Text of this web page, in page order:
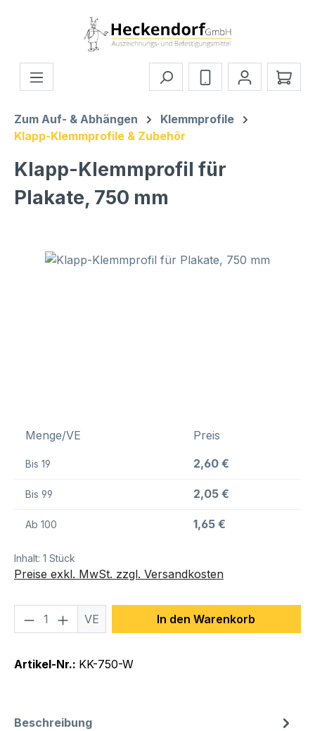
Zum Hauptinhalt springen
Zum Auf- & Abhängen
Klemmprofile
Klapp-Klemmprofile & Zubehör
Klapp-Klemmprofil für
Plakate, 750 mm
Bildergalerie überspringen
Menge/VE Preis
Bis 19 2,60 €
Bis 99 2,05 €
Ab 100 1,65 €
Inhalt: 1 Stück
Preise exkl. MwSt. zzgl. Versandkosten
Produkt Anzahl: Gib den
VE In den Warenkorb
Artikel-Nr.: KK-750-W
Beschreibung